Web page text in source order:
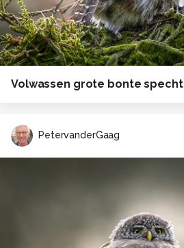
Volwassen grote bonte specht
PetervanderGaag